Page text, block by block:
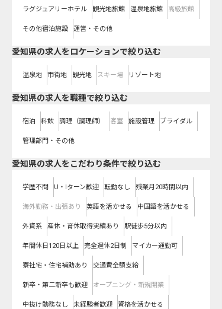
ラグジュアリーホテル 観光地旅館 温泉地旅館 高級旅館
その他宿泊施設 運営・その他
愛知県の求人をロケーションで絞り込む
温泉地 市街地 観光地 スキー場 リゾート地
愛知県の求人を職種で絞り込む
宿泊 料飲 調理（調理師） 客室 施設管理 ブライダル
管理部門・その他
愛知県の求人をこだわり条件で絞り込む
学歴不問 U・Iターン歓迎 転勤なし 残業月20時間以内
海外勤務・出張あり 英語を活かせる 中国語を活かせる
外資系 産休・育休取得実績あり 駅徒歩5分以内
年間休日120日以上 完全週休2日制 マイカー通勤可
寮社宅・住宅補助あり 交通費全額支給
新卒・第二新卒も歓迎 オープニング・新規開業
中抜け勤務なし 未経験者歓迎 資格を活かせる